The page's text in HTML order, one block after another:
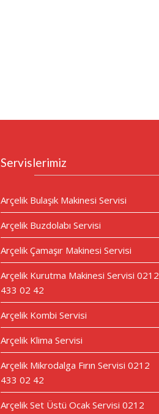
Servislerimiz
Arçelik Bulaşık Makinesi Servisi
Arçelik Buzdolabı Servisi
Arçelik Çamaşır Makinesi Servisi
Arçelik Kurutma Makinesi Servisi 0212
433 02 42
Arçelik Kombi Servisi
Arçelik Klima Servisi
Arçelik Mikrodalga Fırın Servisi 0212
433 02 42
Arçelik Set Üstü Ocak Servisi 0212